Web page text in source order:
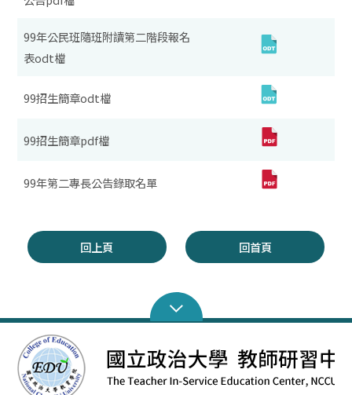
99年公民班隨班附讀第二階段報名
表odt檔
99招生簡章odt檔
99招生簡章pdf檔
99年第二專長公告錄取名單
回上頁 回首頁